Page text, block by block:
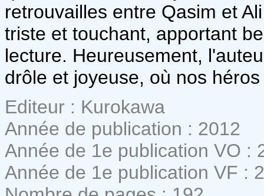
retrouvailles entre Qasim et
triste et touchant, apportant
lecture. Heureusement,
drôle et joyeuse, où nos
Editeur : Kurokawa
Année de publication : 2012
Année de 1e publication VO :
Année de 1e publication VF :